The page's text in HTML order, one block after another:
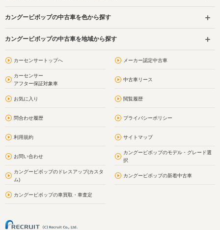
カングービボップの中古車を色から探す
カングービボップの中古車を地域から探す
カーセンサートップへ メーカー認定中古車
カーセンサー
アフター保証対象車
中古車リース
お気に入り 閲覧履歴
問合わせ履歴 プライバシーポリシー
利用規約 サイトマップ
お問い合わせ
カングービボップのモデル・グレード選
択
カングービボップのドレスアップ(カスタ
ム)
カングービボップの新着中古車
カングービボップの車買取・車査定